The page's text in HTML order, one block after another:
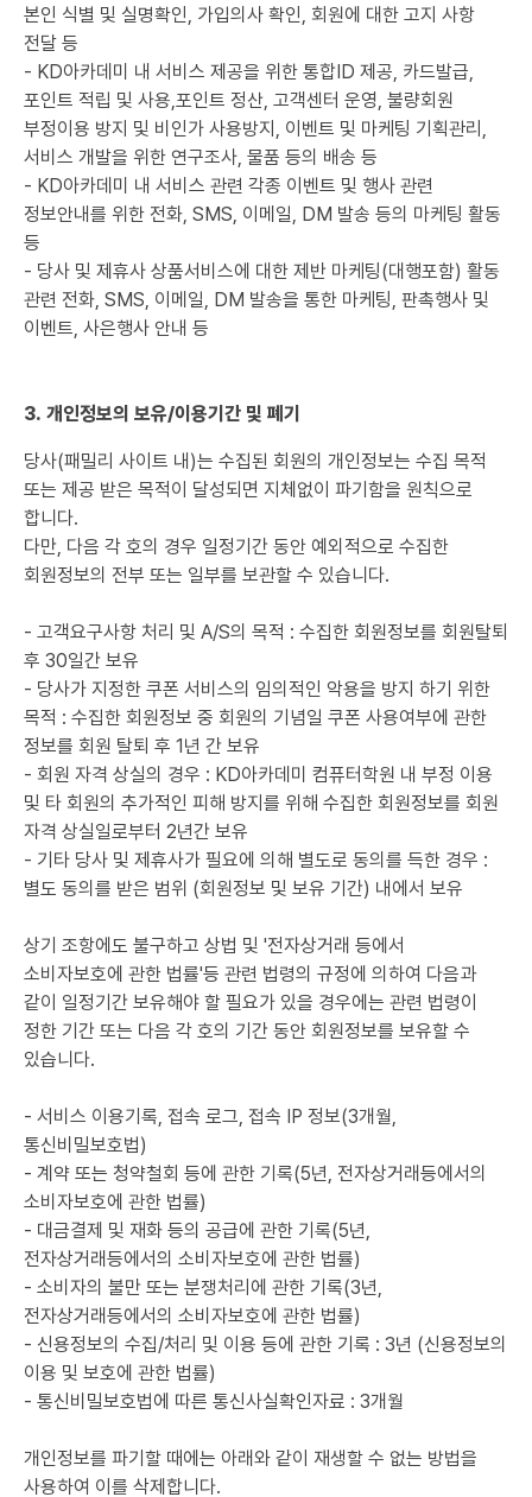
본인 식별 및 실명확인, 가입의사 확인, 회원에 대한 고지 사항
전달 등
- KD아카데미 내 서비스 제공을 위한 통합ID 제공, 카드발급,
포인트 적립 및 사용,포인트 정산, 고객센터 운영, 불량회원
부정이용 방지 및 비인가 사용방지, 이벤트 및 마케팅 기획관리,
서비스 개발을 위한 연구조사, 물품 등의 배송 등
- KD아카데미 내 서비스 관련 각종 이벤트 및 행사 관련
정보안내를 위한 전화, SMS, 이메일, DM 발송 등의 마케팅 활동
등
- 당사 및 제휴사 상품서비스에 대한 제반 마케팅(대행포함) 활동
관련 전화, SMS, 이메일, DM 발송을 통한 마케팅, 판촉행사 및
이벤트, 사은행사 안내 등
3. 개인정보의 보유/이용기간 및 폐기
당사(패밀리 사이트 내)는 수집된 회원의 개인정보는 수집 목적
또는 제공 받은 목적이 달성되면 지체없이 파기함을 원칙으로
합니다.
다만, 다음 각 호의 경우 일정기간 동안 예외적으로 수집한
회원정보의 전부 또는 일부를 보관할 수 있습니다.
- 고객요구사항 처리 및 A/S의 목적 : 수집한 회원정보를 회원탈퇴
후 30일간 보유
- 당사가 지정한 쿠폰 서비스의 임의적인 악용을 방지 하기 위한
목적 : 수집한 회원정보 중 회원의 기념일 쿠폰 사용여부에 관한
정보를 회원 탈퇴 후 1년 간 보유
- 회원 자격 상실의 경우 : KD아카데미 컴퓨터학원 내 부정 이용
및 타 회원의 추가적인 피해 방지를 위해 수집한 회원정보를 회원
자격 상실일로부터 2년간 보유
- 기타 당사 및 제휴사가 필요에 의해 별도로 동의를 득한 경우 :
별도 동의를 받은 범위 (회원정보 및 보유 기간) 내에서 보유
상기 조항에도 불구하고 상법 및 '전자상거래 등에서
소비자보호에 관한 법률'등 관련 법령의 규정에 의하여 다음과
같이 일정기간 보유해야 할 필요가 있을 경우에는 관련 법령이
정한 기간 또는 다음 각 호의 기간 동안 회원정보를 보유할 수
있습니다.
- 서비스 이용기록, 접속 로그, 접속 IP 정보(3개월,
통신비밀보호법)
- 계약 또는 청약철회 등에 관한 기록(5년, 전자상거래등에서의
소비자보호에 관한 법률)
- 대금결제 및 재화 등의 공급에 관한 기록(5년,
전자상거래등에서의 소비자보호에 관한 법률)
- 소비자의 불만 또는 분쟁처리에 관한 기록(3년,
전자상거래등에서의 소비자보호에 관한 법률)
- 신용정보의 수집/처리 및 이용 등에 관한 기록 : 3년 (신용정보의
이용 및 보호에 관한 법률)
- 통신비밀보호법에 따른 통신사실확인자료 : 3개월
개인정보를 파기할 때에는 아래와 같이 재생할 수 없는 방법을
사용하여 이를 삭제합니다.